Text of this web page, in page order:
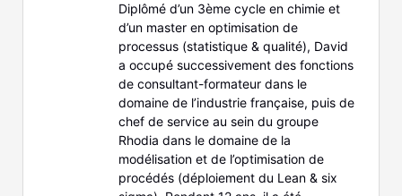
Diplômé d’un 3ème cycle en chimie et
d’un master en optimisation de
processus (statistique & qualité), David
a occupé successivement des fonctions
de consultant-formateur dans le
domaine de l’industrie française, puis de
chef de service au sein du groupe
Rhodia dans le domaine de la
modélisation et de l’optimisation de
procédés (déploiement du Lean & six